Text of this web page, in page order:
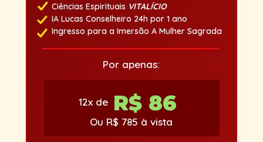
Ciências Espirituais VITALÍCIO
IA Lucas Conselheiro 24h por 1 ano
Ingresso para a Imersão A Mulher Sagrada
Por apenas:
R$ 86
12x de
Ou R$ 785 à vista